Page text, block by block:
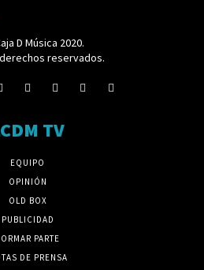
D Música 2020.
reservados.
TV
EQUIPO
OPINIÓN
OLD BOX
PUBLICIDAD
PARTE
DE PRENSA